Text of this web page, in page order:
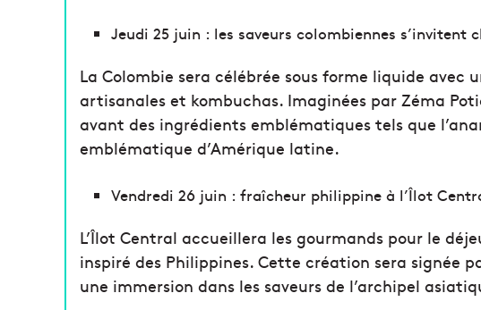
Jeudi 25 juin : les saveurs colombiennes s’invitent
La Colombie sera célébrée sous forme liquide
artisanales et kombuchas. Imaginées par Zéma
avant des ingrédients emblématiques tels que
emblématique d’Amérique latine.
Vendredi 26 juin : fraîcheur philippine à l’Îlot
L’Îlot Central accueillera les gourmands pour le
inspiré des Philippines. Cette création sera signée
une immersion dans les saveurs de l’archipel